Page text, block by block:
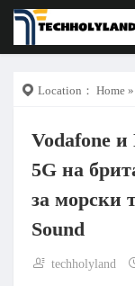
Location： Home »
Vodafone и
5G на
за морски
Sound
techholyland